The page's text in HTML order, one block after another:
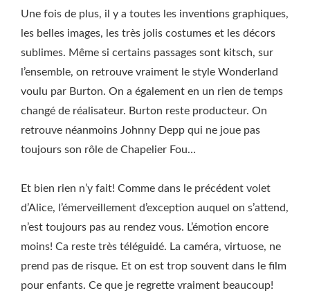
Une fois de plus, il y a toutes les inventions graphiques,
les belles images, les très jolis costumes et les décors
sublimes. Même si certains passages sont kitsch, sur
l’ensemble, on retrouve vraiment le style Wonderland
voulu par Burton. On a également en un rien de temps
changé de réalisateur. Burton reste producteur. On
retrouve néanmoins Johnny Depp qui ne joue pas
toujours son rôle de Chapelier Fou…
Et bien rien n’y fait! Comme dans le précédent volet
d’Alice, l’émerveillement d’exception auquel on s’attend,
n’est toujours pas au rendez vous. L’émotion encore
moins! Ca reste très téléguidé. La caméra, virtuose, ne
prend pas de risque. Et on est trop souvent dans le film
pour enfants. Ce que je regrette vraiment beaucoup!